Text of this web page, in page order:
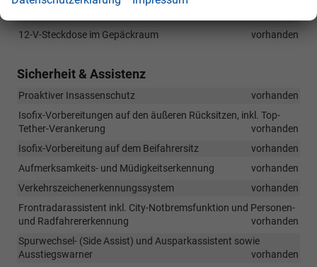
12-V-Steckdose im Gepäckraum
vorhanden
Sicherheit & Assistenz
Proaktiver Insassenschutz
vorhanden
Isofix-Vorbereitungen auf den äußeren Rücksitzen, inkl. Top-
Tether-Verankerung
vorhanden
Isofix-Vorbereitung auf dem Beifahrersitz
vorhanden
Aufmerksamkeits- und Müdigkeitserkennung
vorhanden
Verkehrszeichenerkennungssystem
vorhanden
Frontradarassistent inkl. City-Notbremsfunktion und Personen-
und Radfahrererkennung
vorhanden
Spurwechsel- (Side Assist) und Ausparkassistent sowie
Ausstiegswarner
vorhanden